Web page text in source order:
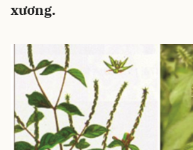
xương.